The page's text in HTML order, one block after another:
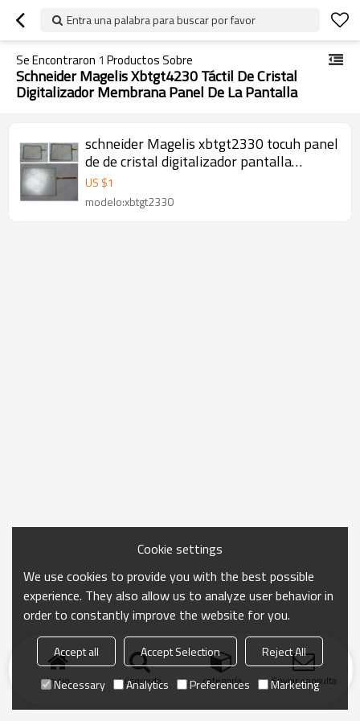
Entra una palabra para buscar por favor
Se Encontraron 1 Productos Sobre
Schneider Magelis Xbtgt4230 Táctil De Cristal
Digitalizador Membrana Panel De La Pantalla
schneider Magelis xbtgt2330 tocuh panel
de de cristal digitalizador pantalla
membrana
US $1
modelo:xbtgt2330
Inicio búsqueda categoría Enviar consulta
Cookie settings
We use cookies to provide you with the best possible
experience. They also allow us to analyze user behavior in
order to constantly improve the website for you.
Accept all Accept Selection
Reject All
Necessary
Analytics Preferences Marketing